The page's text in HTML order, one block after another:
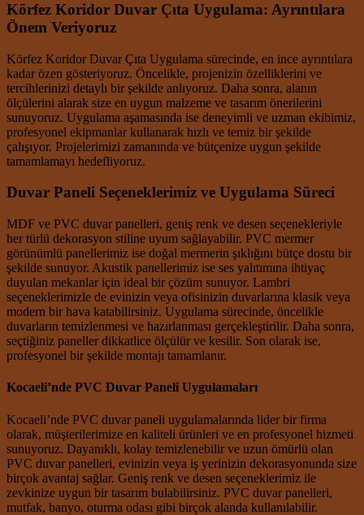
Körfez Koridor Duvar Çıta Uygulama: Ayrıntılara
Önem Veriyoruz
Körfez Koridor Duvar Çıta Uygulama sürecinde, en ince ayrıntılara
kadar özen gösteriyoruz. Öncelikle, projenizin özelliklerini ve
tercihlerinizi detaylı bir şekilde anlıyoruz. Daha sonra, alanın
ölçülerini alarak size en uygun malzeme ve tasarım önerilerini
sunuyoruz. Uygulama aşamasında ise deneyimli ve uzman ekibimiz,
profesyonel ekipmanlar kullanarak hızlı ve temiz bir şekilde
çalışıyor. Projelerimizi zamanında ve bütçenize uygun şekilde
tamamlamayı hedefliyoruz.
Duvar Paneli Seçeneklerimiz ve Uygulama Süreci
MDF ve PVC duvar panelleri, geniş renk ve desen seçenekleriyle
her türlü dekorasyon stiline uyum sağlayabilir. PVC mermer
görünümlü panellerimiz ise doğal mermerin şıklığını bütçe dostu bir
şekilde sunuyor. Akustik panellerimiz ise ses yalıtımına ihtiyaç
duyulan mekanlar için ideal bir çözüm sunuyor. Lambri
seçeneklerimizle de evinizin veya ofisinizin duvarlarına klasik veya
modern bir hava katabilirsiniz. Uygulama sürecinde, öncelikle
duvarların temizlenmesi ve hazırlanması gerçekleştirilir. Daha sonra,
seçtiğiniz paneller dikkatlice ölçülür ve kesilir. Son olarak ise,
profesyonel bir şekilde montajı tamamlanır.
Kocaeli’nde PVC Duvar Paneli Uygulamaları
Kocaeli’nde PVC duvar paneli uygulamalarında lider bir firma
olarak, müşterilerimize en kaliteli ürünleri ve en profesyonel hizmeti
sunuyoruz. Dayanıklı, kolay temizlenebilir ve uzun ömürlü olan
PVC duvar panelleri, evinizin veya iş yerinizin dekorasyonunda size
birçok avantaj sağlar. Geniş renk ve desen seçeneklerimiz ile
zevkinize uygun bir tasarım bulabilirsiniz. PVC duvar panelleri,
mutfak, banyo, oturma odası gibi birçok alanda kullanılabilir.